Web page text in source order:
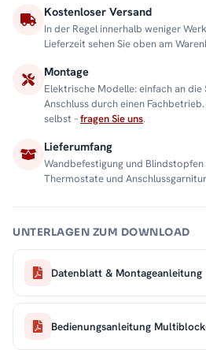
Kostenloser Versand
In der Regel innerhalb weniger
Lieferzeit sehen Sie oben am
Montage
Elektrische Modelle: einfach an
Anschluss durch einen
selbst –fragen Sie uns.
Lieferumfang
Wandbefestigung und
Thermostate und
UNTERLAGEN ZUM DOWNLOAD
Datenblatt & Montageanleitung
Bedienungsanleitung